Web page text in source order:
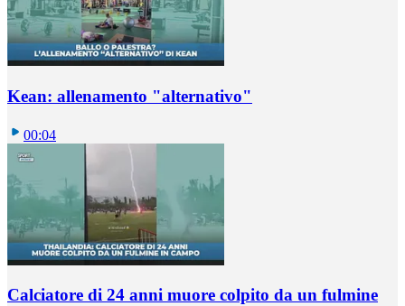
Kean: allenamento "alternativo"
00:04
Calciatore di 24 anni muore colpito da un fulmine